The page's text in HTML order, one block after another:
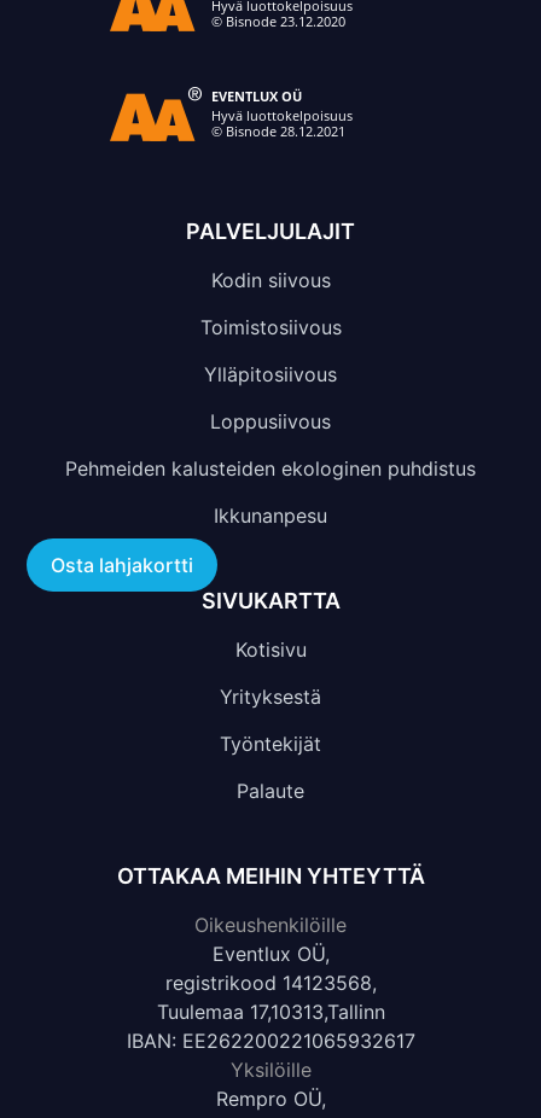
PALVELJULAJIT
Kodin siivous
Toimistosiivous
Ylläpitosiivous
Loppusiivous
Pehmeiden kalusteiden ekologinen puhdistus
Ikkunanpesu
SIVUKARTTA
Kotisivu
Yrityksestä
Työntekijät
Palaute
OTTAKAA MEIHIN YHTEYTTÄ
Oikeushenkilöille
Eventlux OÜ,
registrikood 14123568,
Tuulemaa 17,10313,Tallinn
IBAN: EE262200221065932617
Yksilöille
Rempro OÜ,
Osta lahjakortti